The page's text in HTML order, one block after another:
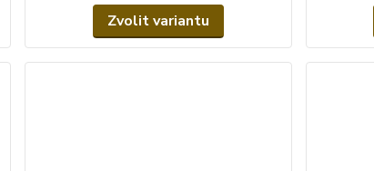
Zvolit variantu